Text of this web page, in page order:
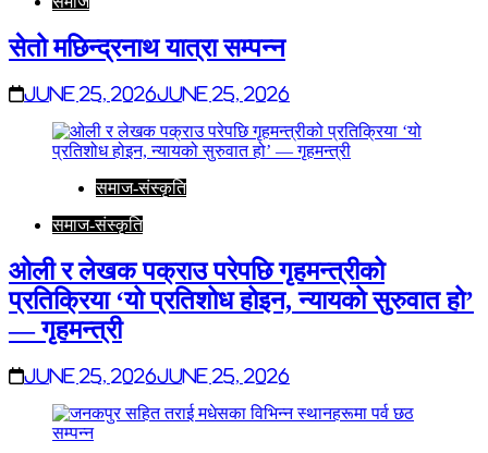
सेतो मछिन्द्रनाथ यात्रा सम्पन्न
June 25, 2026June 25, 2026
समाज-संस्कृति
समाज-संस्कृति
ओली र लेखक पक्राउ परेपछि गृहमन्त्रीको
प्रतिक्रिया ‘यो प्रतिशोध होइन, न्यायको सुरुवात हो’
— गृहमन्त्री
June 25, 2026June 25, 2026